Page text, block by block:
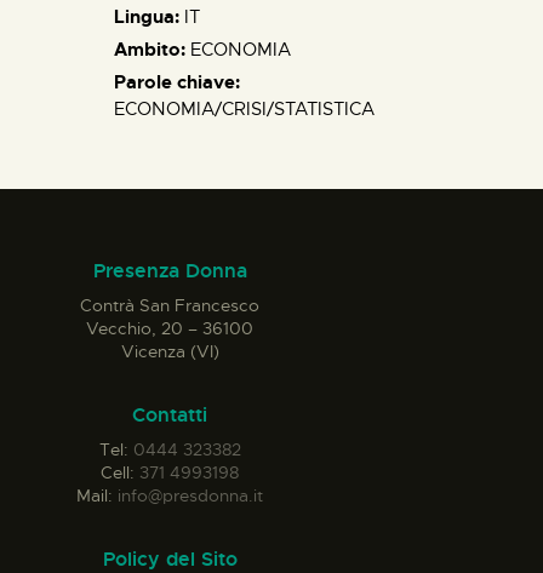
Lingua: IT
Ambito: ECONOMIA
Parole chiave:
ECONOMIA/CRISI/STATISTICA
Presenza Donna
Contrà San Francesco
Vecchio, 20 – 36100
Vicenza (VI)
Contatti
Tel: 0444 323382
Cell: 371 4993198
Mail: info@presdonna.it
Policy del Sito